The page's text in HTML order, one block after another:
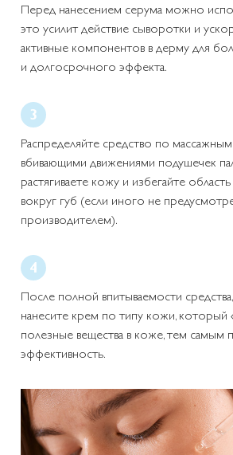
Перед нанесением серума можно
это усилит действие сыворотки и
активные компонентов в дерму для
и долгосрочного эффекта.
Распределяйте средство по
вбивающими движениями подушечек
растягиваете кожу и избегайте
вокруг губ (если иного не
производителем).
После полной впитываемости
нанесите крем по типу кожи, который
полезные вещества в коже, тем самым
эффективность.